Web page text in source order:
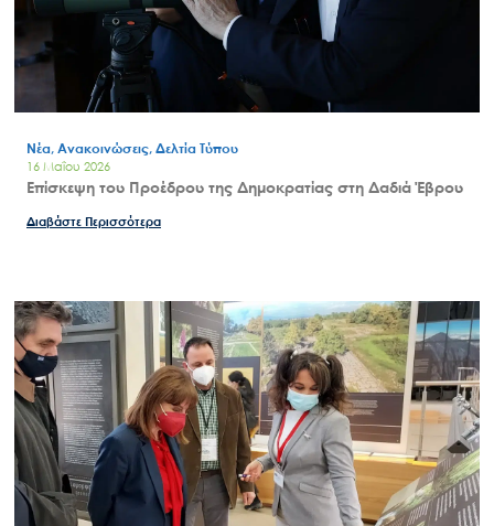
Νέα, Ανακοινώσεις, Δελτία Τύπου
16 Μαΐου 2026
Επίσκεψη του Προέδρου της Δημοκρατίας στη Δαδιά Έβρου
Διαβάστε Περισσότερα